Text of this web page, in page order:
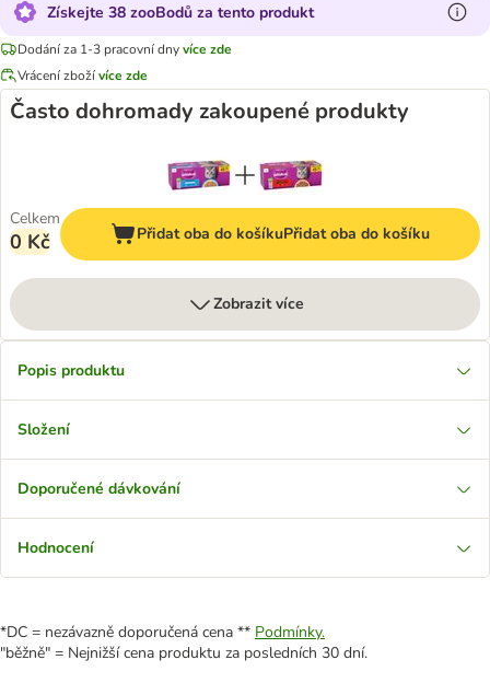
Získejte 38 zooBodů za tento produkt
Dodání za 1-3 pracovní dnyvíce zde
Vrácení zbožívíce zde
Často dohromady zakoupené produkty
Celkem
0 Kč Přidat oba do košíkuPřidat oba do košíku
Zobrazit více
Popis produktu
Složení
Doporučené dávkování
Hodnocení
*DC = nezávazně doporučená cena ** Podmínky.
"běžně" = Nejnižší cena produktu za posledních 30 dní.